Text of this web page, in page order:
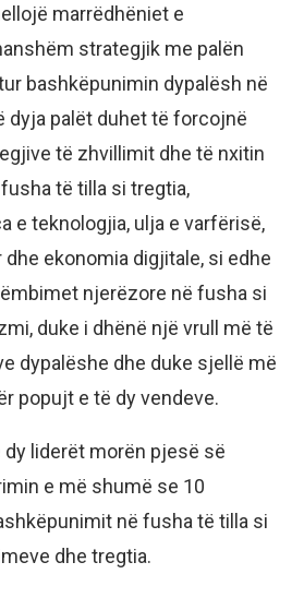
marrëdhëniet e
strategjik me palën
bashkëpunimin dypalësh në
dyja palët duhet të forcojnë
të zhvillimit dhe të nxitin
të tilla si tregtia,
e teknologjia, ulja e varfërisë,
ekonomia digjitale, si edhe
njerëzore në fusha si
duke i dhënë një vrull më të
dypalëshe dhe duke sjellë më
popujt e të dy vendeve.
dy liderët morën pjesë së
e më shumë se 10
në fusha të tilla si
dhe tregtia.